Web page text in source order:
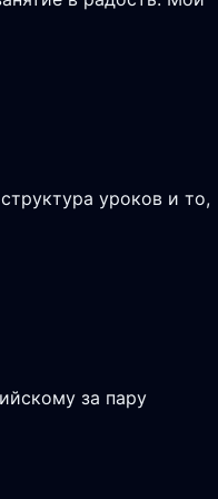
уроков и то,
за пару